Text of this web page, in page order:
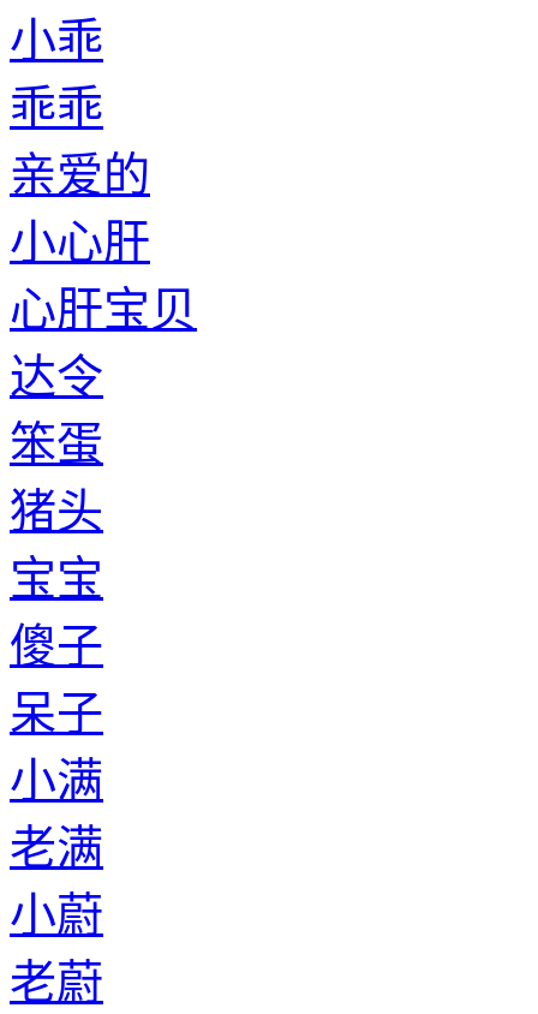
小乖
乖乖
亲爱的
小心肝
心肝宝贝
达令
笨蛋
猪头
宝宝
傻子
呆子
小满
老满
小蔚
老蔚